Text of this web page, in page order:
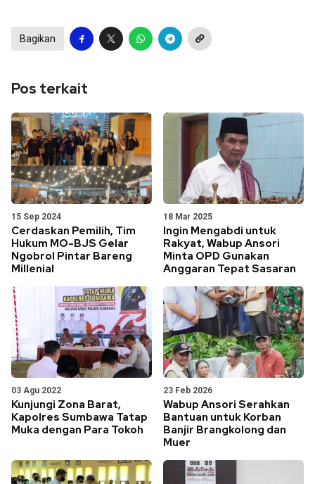
Bagikan
Pos terkait
15 Sep 2024
Cerdaskan Pemilih, Tim
Hukum MO-BJS Gelar
Ngobrol Pintar Bareng
Millenial
18 Mar 2025
Ingin Mengabdi untuk
Rakyat, Wabup Ansori
Minta OPD Gunakan
Anggaran Tepat Sasaran
03 Agu 2022
Kunjungi Zona Barat,
Kapolres Sumbawa Tatap
Muka dengan Para Tokoh
23 Feb 2026
Wabup Ansori Serahkan
Bantuan untuk Korban
Banjir Brangkolong dan
Muer